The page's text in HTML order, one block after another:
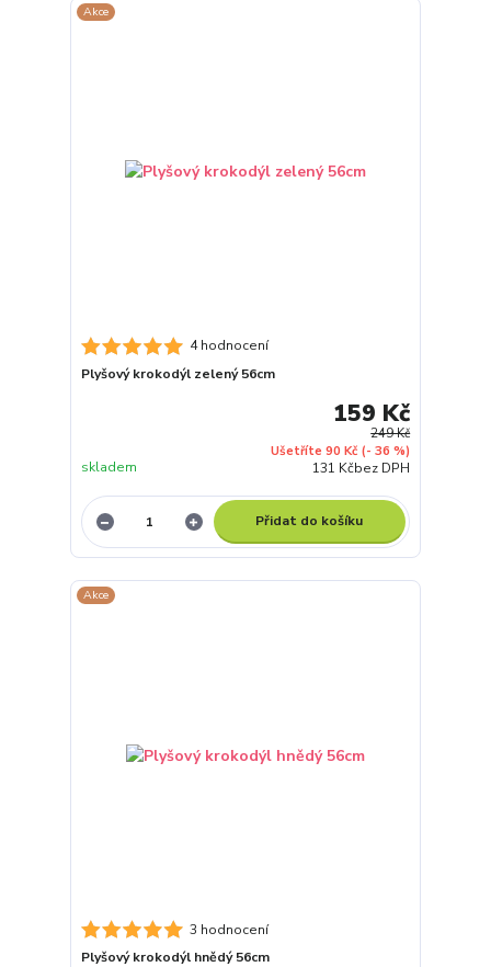
Akce
4 hodnocení
Plyšový krokodýl zelený 56cm
249 Kč
Ušetříte 90 Kč (- 36 %)
159 Kč
131 Kčbez DPH
skladem
Přidat do košíku
Akce
3 hodnocení
Plyšový krokodýl hnědý 56cm